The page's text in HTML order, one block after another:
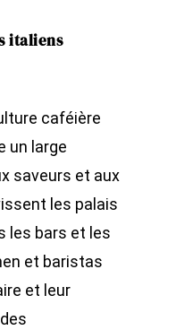
italiens
caféière
un large
saveurs et aux
les palais
les bars et les
et baristas
et leur